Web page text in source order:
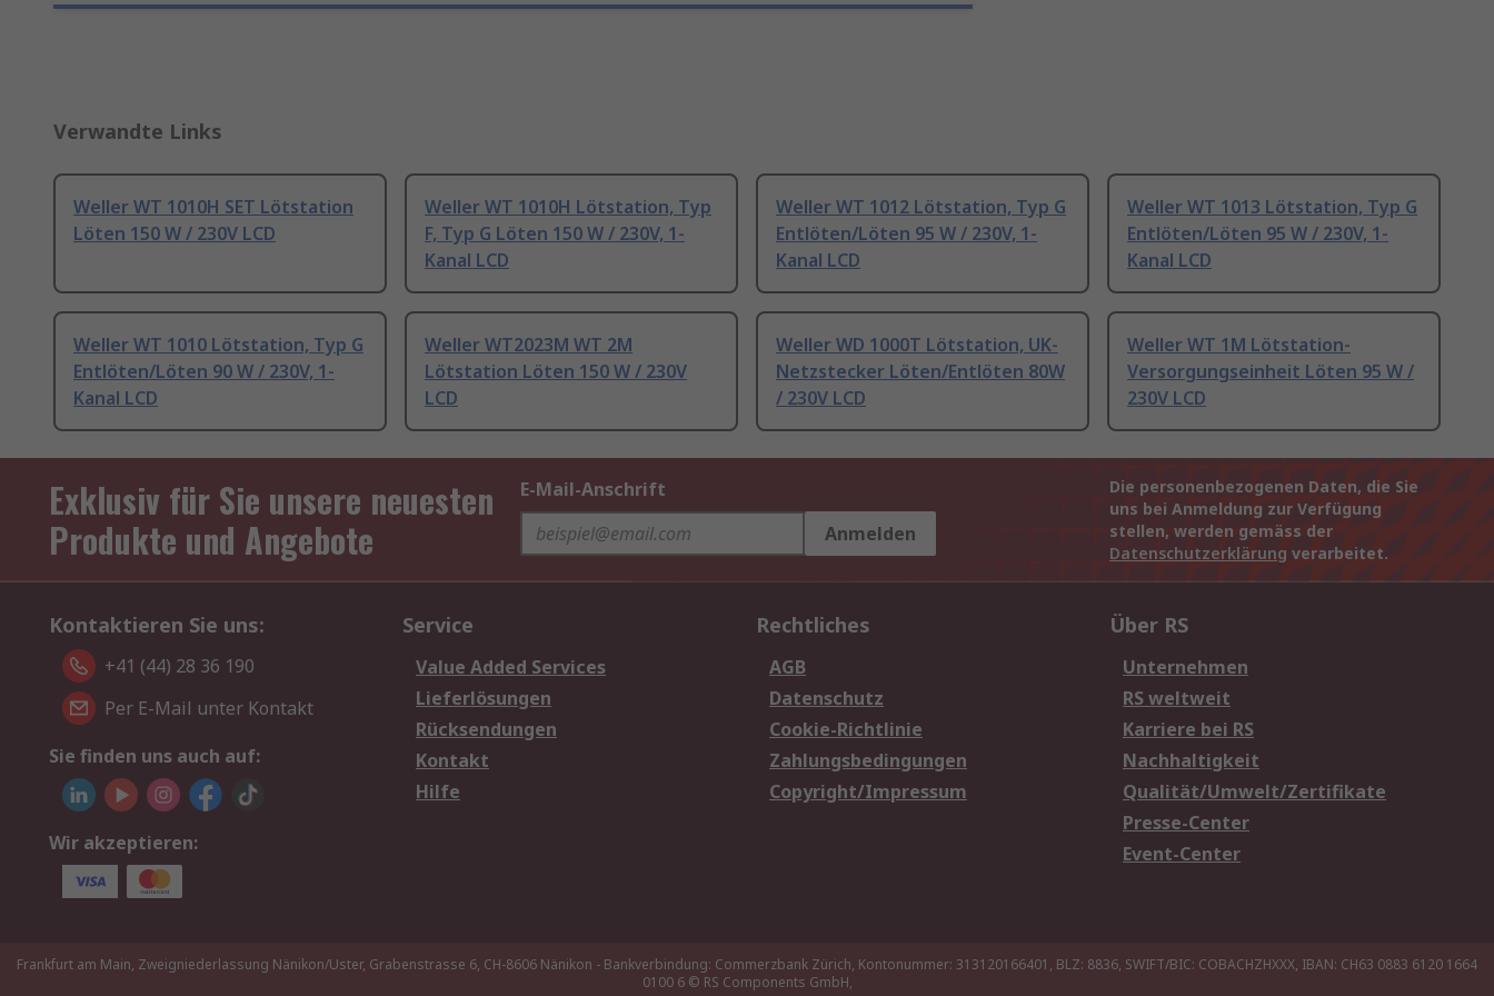
Verwandte Links
Weller WT 1010H SET Lötstation
Löten 150 W / 230V LCD
Weller WT 1010H Lötstation, Typ
F, Typ G Löten 150 W / 230V, 1-
Kanal LCD
Weller WT 1012 Lötstation, Typ G
Entlöten/Löten 95 W / 230V, 1-
Kanal LCD
Weller WT 1013 Lötstation, Typ G
Entlöten/Löten 95 W / 230V, 1-
Kanal LCD
Weller WT 1010 Lötstation, Typ G
Entlöten/Löten 90 W / 230V, 1-
Kanal LCD
Weller WT2023M WT 2M
Lötstation Löten 150 W / 230V
LCD
Weller WD 1000T Lötstation, UK-
Netzstecker Löten/Entlöten 80W
/ 230V LCD
Weller WT 1M Lötstation-
Versorgungseinheit Löten 95 W /
230V LCD
Exklusiv für Sie unsere neuesten
Produkte und Angebote
E-Mail-Anschrift
Anmelden
Die personenbezogenen Daten, die Sie
uns bei Anmeldung zur Verfügung
stellen, werden gemäss der
Datenschutzerklärung verarbeitet.
Kontaktieren Sie uns:
+41 (44) 28 36 190
Per E-Mail unter Kontakt
Sie finden uns auch auf:
Wir akzeptieren:
Service
Value Added Services
Lieferlösungen
Rücksendungen
Kontakt
Hilfe
Rechtliches
AGB
Datenschutz
Cookie-Richtlinie
Zahlungsbedingungen
Copyright/Impressum
Über RS
Unternehmen
RS weltweit
Karriere bei RS
Nachhaltigkeit
Qualität/Umwelt/Zertifikate
Presse-Center
Event-Center
Frankfurt am Main, Zweigniederlassung Nänikon/Uster, Grabenstrasse 6, CH-8606 Nänikon - Bankverbindung: Commerzbank Zürich, Kontonummer: 313120166401, BLZ: 8836, SWIFT/BIC: COBACHZHXXX, IBAN: CH63 0883 6120 1664
0100 6 © RS Components GmbH,